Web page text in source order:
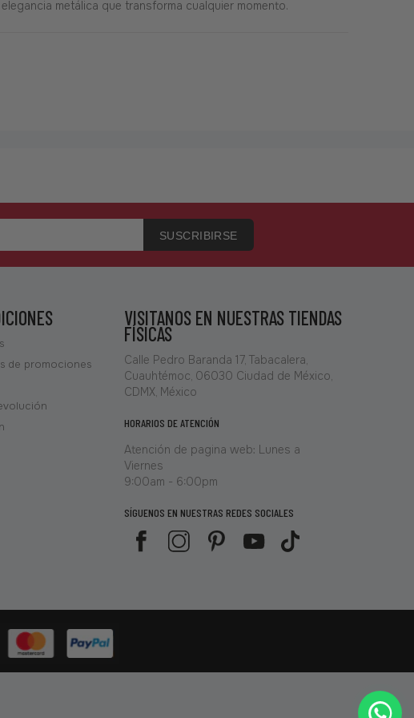
metálica que transforma cualquier momento.
SUSCRIBIRSE
de promociones
VISITANOS EN NUESTRAS TIENDAS
FÍSICAS
Calle Pedro Baranda 17, Tabacalera,
Cuauhtémoc, 06030 Ciudad de México,
CDMX, México
HORARIOS DE ATENCIÓN
Atención de pagina web: Lunes a
Viernes
9:00am - 6:00pm
SÍGUENOS EN NUESTRAS REDES SOCIALES